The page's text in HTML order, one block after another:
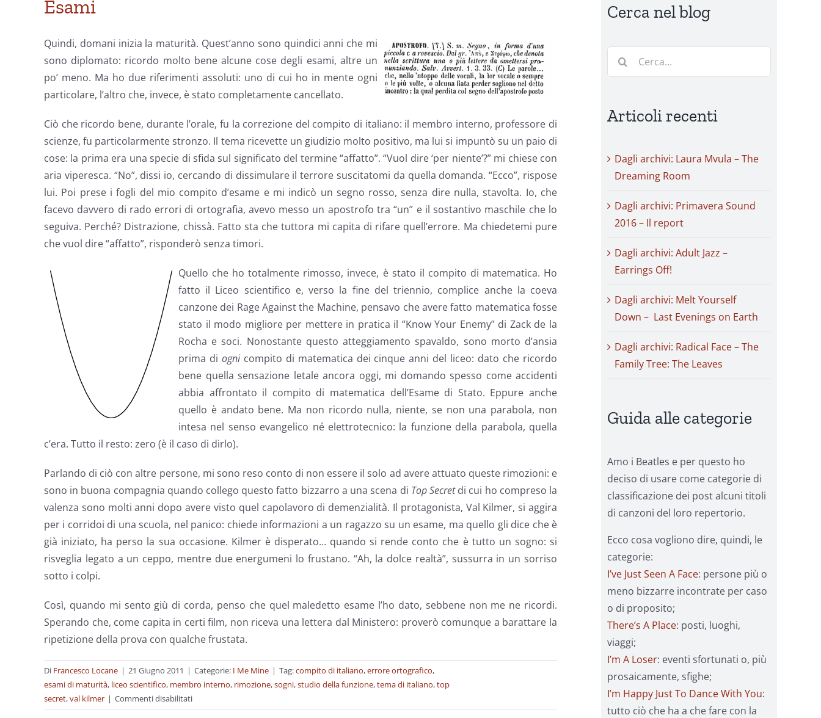
Esami
Quindi, domani inizia la maturità. Quest’anno sono quindici anni che mi
sono diplomato: ricordo molto bene alcune cose degli esami, altre un
po’ meno. Ma ho due riferimenti assoluti: uno di cui ho in mente ogni
particolare, l’altro che, invece, è stato completamente cancellato.
Ciò che ricordo bene, durante l’orale, fu la correzione del compito di italiano: il membro interno, professore di
scienze, fu particolarmente stronzo. Il tema ricevette un giudizio molto positivo, ma lui si impuntò su un paio di
cose: la prima era una specie di sfida sul significato del termine “affatto”. “Vuol dire ‘per niente’?” mi chiese con
aria viperesca. “No”, dissi io, cercando di dissimulare il terrore suscitatomi da quella domanda. “Ecco”, rispose
lui. Poi prese i fogli del mio compito d’esame e mi indicò un segno rosso, senza dire nulla, stavolta. Io, che
facevo davvero di rado errori di ortografia, avevo messo un apostrofo tra “un” e il sostantivo maschile che lo
seguiva. Perché? Distrazione, chissà. Fatto sta che tuttora mi capita di rifare quell’errore. Ma chiedetemi pure
che vuol dire “affatto”, risponderò senza timori.
Quello che ho totalmente rimosso, invece, è stato il compito di matematica. Ho
fatto il Liceo scientifico e, verso la fine del triennio, complice anche la coeva
canzone dei Rage Against the Machine, pensavo che avere fatto matematica fosse
stato il modo migliore per mettere in pratica il “Know Your Enemy” di Zack de la
Rocha e soci. Nonostante questo atteggiamento spavaldo, sono morto d’ansia
prima di ognicompito di matematica dei cinque anni del liceo: dato che ricordo
bene quella sensazione letale ancora oggi, mi domando spesso come accidenti
abbia affrontato il compito di matematica dell’Esame di Stato. Eppure anche
quello è andato bene. Ma non ricordo nulla, niente, se non una parabola, non
intesa nel senso evangelico né elettrotecnico: la funzione della parabola, quella
c’era. Tutto il resto: zero (è il caso di dirlo).
Parlando di ciò con altre persone, mi sono reso conto di non essere il solo ad avere attuato queste rimozioni: e
sono in buona compagnia quando collego questo fatto bizzarro a una scena di Top Secretdi cui ho compreso la
valenza sono molti anni dopo avere visto quel capolavoro di demenzialità. Il protagonista, Val Kilmer, si aggira
per i corridoi di una scuola, nel panico: chiede informazioni a un ragazzo su un esame, ma quello gli dice che è
già iniziato, ha perso la sua occasione. Kilmer è disperato… quando si rende conto che è tutto un sogno: si
risveglia legato a un ceppo, mentre due energumeni lo frustano. “Ah, la dolce realtà”, sussurra in un sorriso
sotto i colpi.
Così, quando mi sento giù di corda, penso che quel maledetto esame l’ho dato, sebbene non me ne ricordi.
Sperando che, come capita in certi film, non riceva una lettera dal Ministero: proverò comunque a barattare la
ripetizione della prova con qualche frustata.
Di Francesco Locane | 21 Giugno 2011 | Categorie: I Me Mine | Tag:compito di italiano,errore ortografico,
esami di maturità, liceo scientifico, membro interno, rimozione,sogni,studio della funzione,tema di italiano,top
secret,val kilmer | Commenti disabilitatisu
Esami
Cerca nel blog
Cerca
Articoli recenti
Dagli archivi: Laura Mvula – The
Dreaming Room
Dagli archivi: Primavera Sound
2016 – Il report
Dagli archivi: Adult Jazz –
Earrings Off!
Dagli archivi: Melt Yourself
Down – Last Evenings on Earth
Dagli archivi: Radical Face – The
Family Tree: The Leaves
Guida alle categorie
Amo i Beatles e per questo ho
deciso di usare come categorie di
classificazione dei post alcuni titoli
di canzoni del loro repertorio.
Ecco cosa vogliono dire, quindi, le
categorie:
I’ve Just Seen A Face: persone più o
meno bizzarre incontrate per caso
o di proposito;
There’s A Place: posti, luoghi,
viaggi;
I’m A Loser: eventi sfortunati o, più
prosaicamente, sfighe;
I’m Happy Just To Dance With You:
tutto ciò che ha a che fare con la